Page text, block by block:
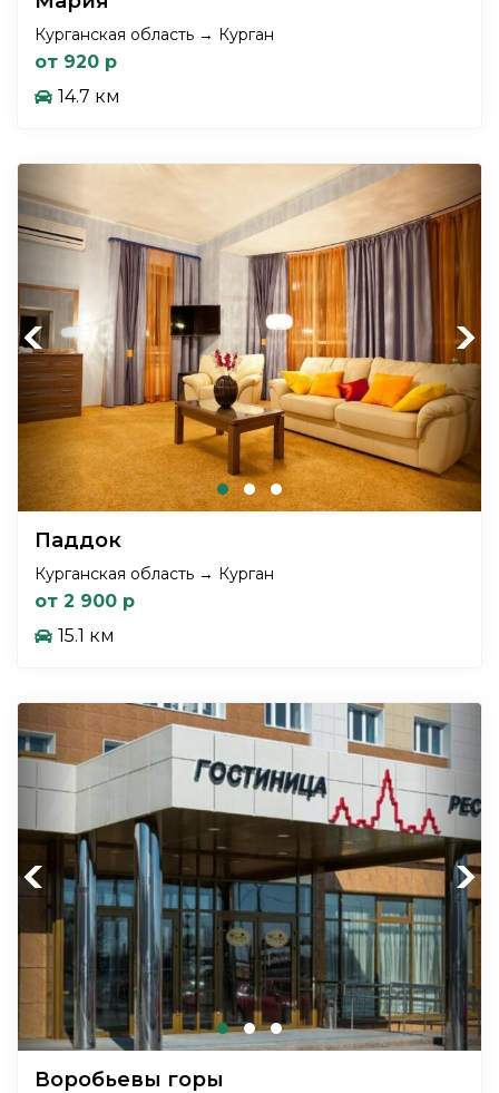
Курганская область → Курган
от 920 р
14.7 км
Previous Next
Паддок
Курганская область → Курган
от 2 900 р
15.1 км
Previous Next
Воробьевы горы